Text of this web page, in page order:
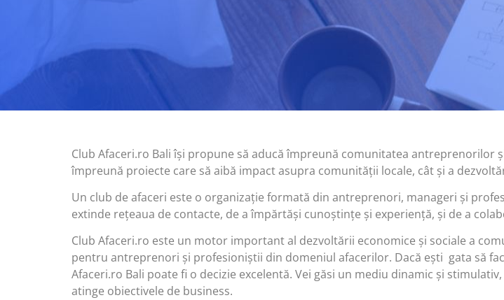
Club Afaceri.ro Bali își propune să aducă împreună comunitatea antreprenorilor
împreună proiecte care să aibă impact asupra comunității locale, cât și a
Un club de afaceri este o organizație formată din antreprenori, manageri și
extinde rețeaua de contacte, de a împărtăși cunoștințe și experiență, și de a
Club Afaceri.ro este un motor important al dezvoltării economice și sociale a
pentru antreprenori și profesioniștii din domeniul afacerilor. Dacă ești gata să
Afaceri.ro Bali poate fi o decizie excelentă. Vei găsi un mediu dinamic și
atinge obiectivele de business.